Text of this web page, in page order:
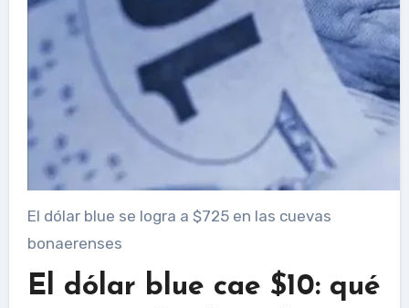
El dólar blue se logra a $725 en las cuevas
bonaerenses
El dólar blue cae $10: qué